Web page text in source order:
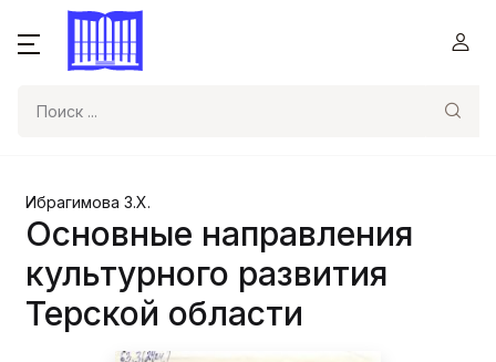
Ибрагимова З.Х.
Основные направления
культурного развития
Терской области